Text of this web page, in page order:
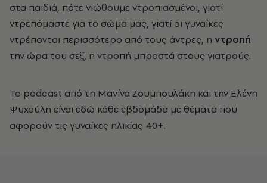
στα παιδιά, πότε νιώθουμε ντροπιασμένοι, γιατί
ντρεπόμαστε για το σώμα μας, γιατί οι γυναίκες
ντρέπονται περισσότερο από τους άντρες, η ντροπή
την ώρα του σεξ, η ντροπή μπροστά στους γιατρούς.
Το podcast από τη Μανίνα Ζουμπουλάκη και την Ελένη
Ψυχούλη είναι εδώ κάθε εβδομάδα με θέματα που
αφορούν τις γυναίκες ηλικίας 40+.